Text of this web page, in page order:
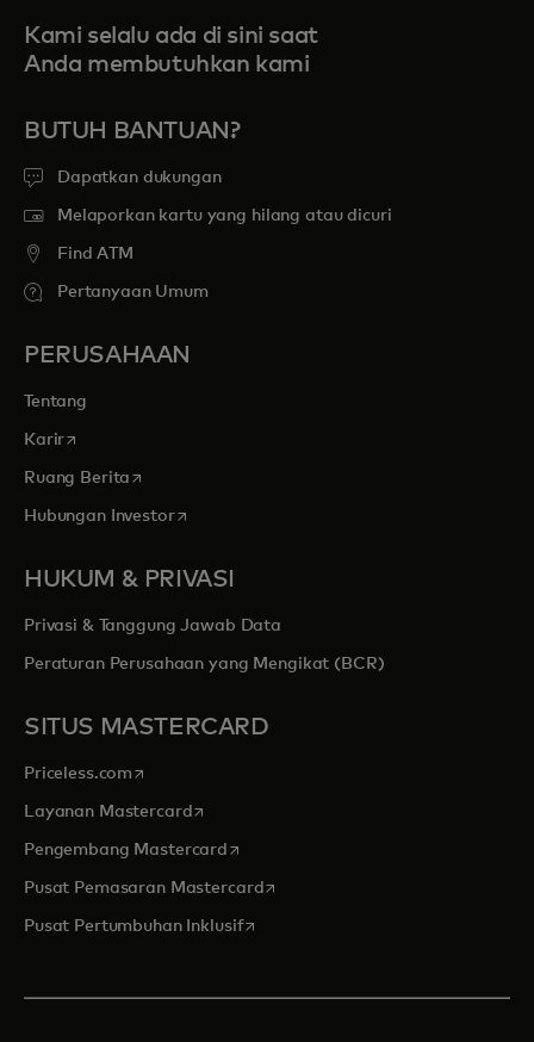
Kami selalu ada di sini saat
Anda membutuhkan kami
BUTUH BANTUAN?
Dapatkan dukungan
Melaporkan kartu yang hilang atau dicuri
Find ATM
Pertanyaan Umum
PERUSAHAAN
Tentang
Kariropens in a new tab
Ruang Berita opens in a new tab
Hubungan Investoropens in a new tab
HUKUM & PRIVASI
Privasi & Tanggung Jawab Data
Peraturan Perusahaan yang Mengikat (BCR)
SITUS MASTERCARD
Priceless.com opens in a new tab
Layanan Mastercardopens in a new tab
Pengembang Mastercard opens in a new tab
Pusat Pemasaran Mastercardopens in a new tab
Pusat Pertumbuhan Inklusifopens in a new tab